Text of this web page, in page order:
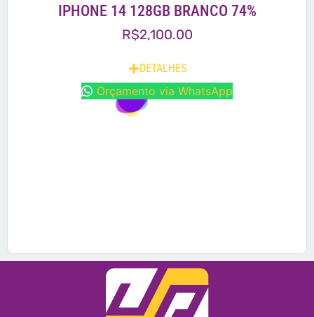
IPHONE 14 128GB BRANCO 74%
R$2,100.00
DETALHES
Orçamento via WhatsApp